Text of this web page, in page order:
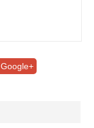
Google+